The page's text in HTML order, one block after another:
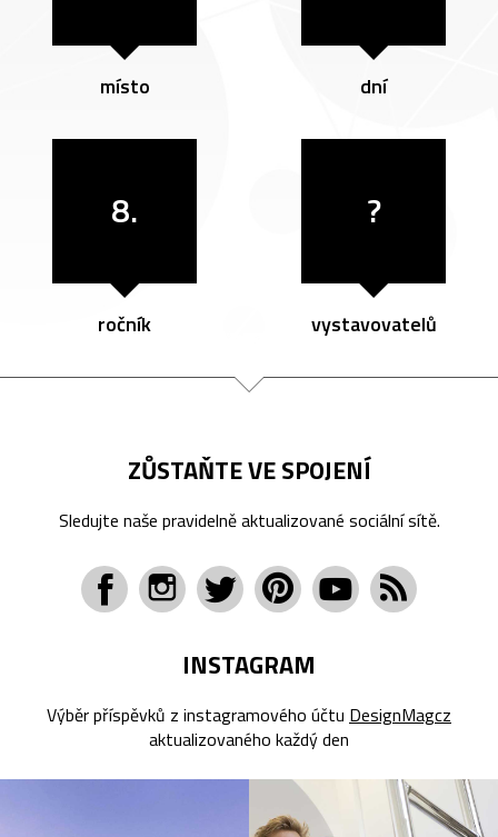
místo dní
8.
ročník
?
vystavovatelů
ZŮSTAŇTE VE SPOJENÍ
Sledujte naše pravidelně aktualizované sociální sítě.
INSTAGRAM
Výběr příspěvků z instagramového účtu DesignMagcz
aktualizovaného každý den